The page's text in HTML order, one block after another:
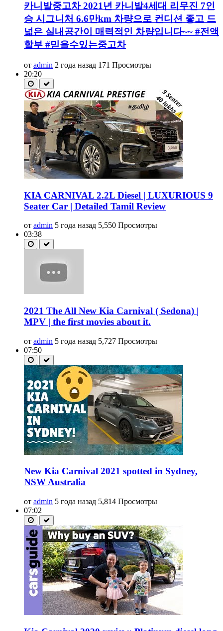
카니발중고차 2021년 카니발4세대 리무진 7인
승 시그니처 6.6만km 차량으로 컨디션 좋고 드
넓은 실내공간이 매력적인 차량입니다~~ #전액
할부 #믿을수있는중고차
от admin 2 года назад 171 Просмотры
20:20
KIA CARNIVAL 2.2L Diesel | LUXURIOUS 9
Seater Car | Detailed Tamil Review
от admin 5 года назад 5,550 Просмотры
03:38
2021 The All New Kia Carnival ( Sedona) |
MPV | the first movies about it.
от admin 5 года назад 5,727 Просмотры
07:50
New Kia Carnival 2021 spotted in Sydney,
NSW Australia
от admin 5 года назад 5,814 Просмотры
07:02